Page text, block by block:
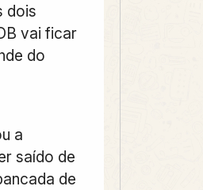
dois
vai ficar
do
a
saído de
de